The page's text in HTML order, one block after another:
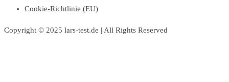
Cookie-Richtlinie (EU)
Copyright © 2025 lars-test.de | All Rights Reserved